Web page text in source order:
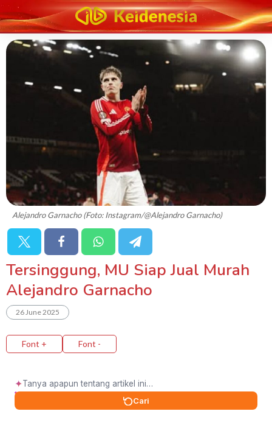
Alejandro Garnacho (Foto: Instagram/@Alejandro Garnacho)
Tersinggung, MU Siap Jual Murah
Alejandro Garnacho
26 June 2025
Font + Font -
✦
Cari